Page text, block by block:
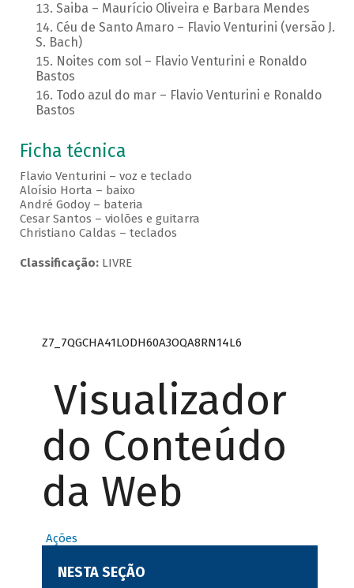
Saiba – Maurício Oliveira e Barbara Mendes
Céu de Santo Amaro – Flavio Venturini (versão J.
S. Bach)
Noites com sol – Flavio Venturini e Ronaldo
Bastos
Todo azul do mar – Flavio Venturini e Ronaldo
Bastos
Ficha técnica
Flavio Venturini – voz e teclado
Aloísio Horta – baixo
André Godoy – bateria
Cesar Santos – violões e guitarra
Christiano Caldas – teclados
Classificação:LIVRE
Z7_7QGCHA41LODH60A3OQA8RN14L6
Visualizador
do Conteúdo
da Web
Ações
NESTA SEÇÃO